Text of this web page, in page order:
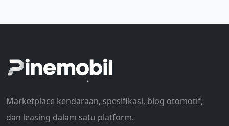
Marketplace kendaraan, spesifikasi, blog otomotif,
dan leasing dalam satu platform.